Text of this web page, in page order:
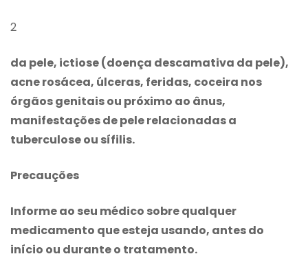
2
da pele, ictiose (doença descamativa da pele),
acne rosácea, úlceras, feridas, coceira nos
órgãos genitais ou próximo ao ânus,
manifestações de pele relacionadas a
tuberculose ou sífilis.
Precauções
Informe ao seu médico sobre qualquer
medicamento que esteja usando, antes do
início ou durante o tratamento.